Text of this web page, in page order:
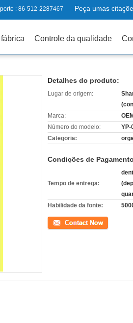
: 86-512-2287467 Peça umas
Controle da qualidade
Detalhes do produto:
Lugar de origem:
Marca:
OEM
Número do modelo:
YP-
Categoria:
Condições de
Tempo de entrega:
Habilidade da fonte:
Contato